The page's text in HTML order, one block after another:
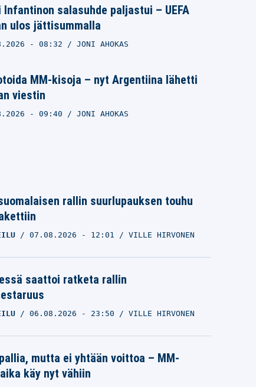
Infantinon salasuhde paljastui – UEFA
ulos jättisummalla
- 08:32 JONI AHOKAS
MM-kisoja – nyt Argentiina lähetti
viestin
- 09:40 JONI AHOKAS
rallin suurlupauksen touhu
07.08.2026 - 12:01 VILLE HIRVONEN
saattoi ratketa rallin
06.08.2026 - 23:50 VILLE HIRVONEN
mutta ei yhtään voittoa – MM-
käy nyt vähiin